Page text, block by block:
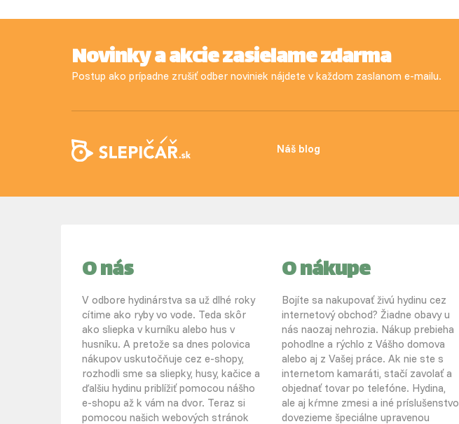
Novinky a akcie zasielame zdarma
Postup ako prípadne zrušiť odber noviniek nájdete v každom zaslanom e-mailu.
Náš blog
O nás
V odbore hydinárstva sa už dlhé roky
cítime ako ryby vo vode. Teda skôr
ako sliepka v kurníku alebo hus v
husníku. A pretože sa dnes polovica
nákupov uskutočňuje cez e-shopy,
rozhodli sme sa sliepky, husy, kačice a
ďalšiu hydinu priblížiť pomocou nášho
e-shopu až k vám na dvor. Teraz si
pomocou našich webových stránok
O nákupe
Bojíte sa nakupovať živú hydinu cez
internetový obchod? Žiadne obavy u
nás naozaj nehrozia. Nákup prebieha
pohodlne a rýchlo z Vášho domova
alebo aj z Vašej práce. Ak nie ste s
internetom kamaráti, stačí zavolať a
objednať tovar po telefóne. Hydina,
ale aj kŕmne zmesi a iné príslušenstvo
dovezieme špeciálne upravenou